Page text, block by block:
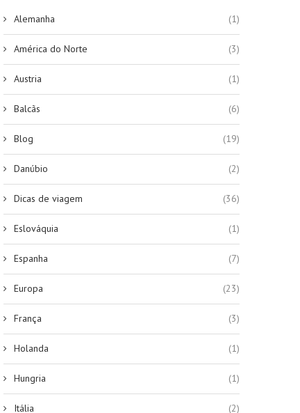
Alemanha (1)
América do Norte (3)
Austria (1)
Balcãs (6)
Blog (19)
Danúbio (2)
Dicas de viagem (36)
Eslováquia (1)
Espanha (7)
Europa (23)
França (3)
Holanda (1)
Hungria (1)
Itália (2)